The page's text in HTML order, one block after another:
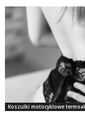
Koszulki motocyklowe